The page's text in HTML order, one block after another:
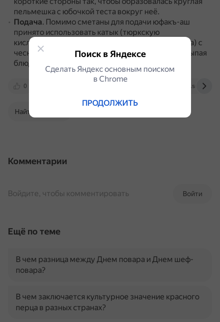
пельмешка с юбочкой теста вокруг неё.
Подача. Помимо сметаны для подачи юфакъ-аш
принято использовать катык (тюркскую
кисломолочную продукцию из топлёного молока) с
чесноком, кефир или простоквашу, обильно посыпая
блюдо зеленью.
0 sevastopol.su
Найти в Поиске
Комментарии
Войти
Войдите, чтобы комментировать
Ещё по теме
В чем разница между Днем повара и Днем шеф-
повара?
В чем заключается культурное значение красного
перца в разных странах?
Поиск в Яндексе
Сделать Яндекс основным поиском
в Сhrome
ПРОДОЛЖИТЬ